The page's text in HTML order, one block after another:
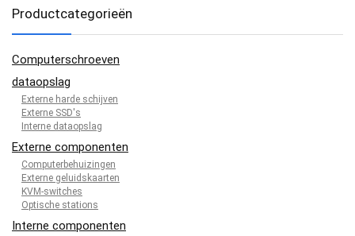
Productcategorieën
Computerschroeven
dataopslag
Externe harde schijven
Externe SSD's
Interne dataopslag
Externe componenten
Computerbehuizingen
Externe geluidskaarten
KVM-switches
Optische stations
Interne componenten